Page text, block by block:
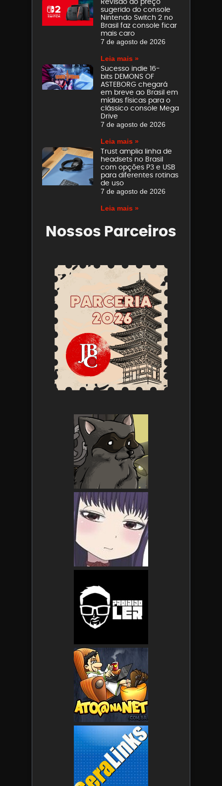
sugerido do console
Nintendo Switch 2 no
Brasil faz console ficar
mais caro
7 de agosto de 2026
Leia mais »
Sucesso indie 16-
bits DEMONS OF
ASTEBORG chegará
em breve ao Brasil em
mídias físicas para o
clássico console Mega
Drive
7 de agosto de 2026
Leia mais »
Trust amplia linha de
headsets no Brasil
com opções P3 e USB
para diferentes rotinas
de uso
7 de agosto de 2026
Leia mais »
Nossos Parceiros